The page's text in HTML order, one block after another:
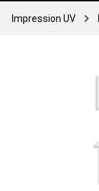
Impression UV